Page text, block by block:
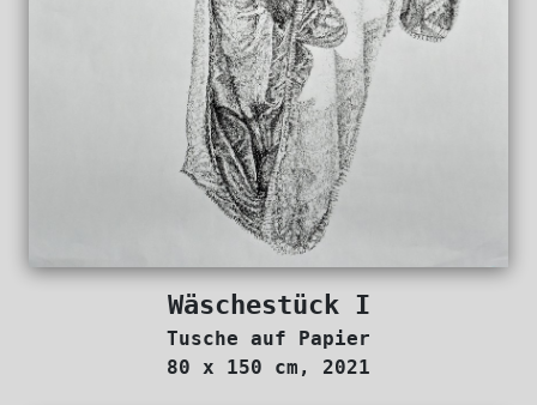
Wäschestück I
Tusche auf Papier
80 x 150 cm, 2021